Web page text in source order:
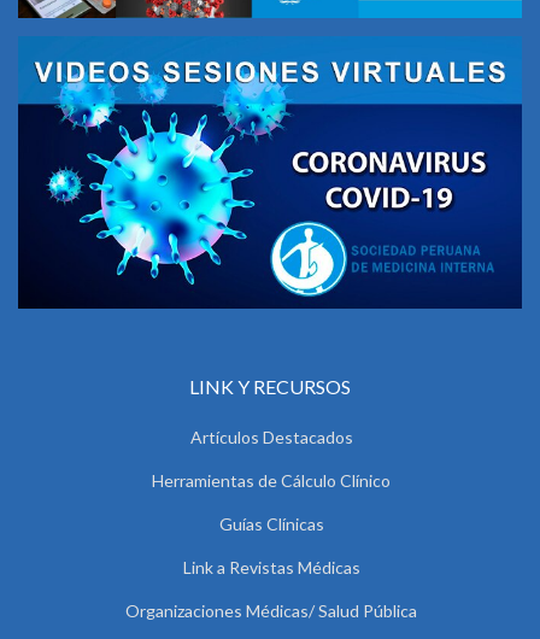
LINK Y RECURSOS
Artículos Destacados
Herramientas de Cálculo Clínico
Guías Clínicas
Link a Revistas Médicas
Organizaciones Médicas/ Salud Pública